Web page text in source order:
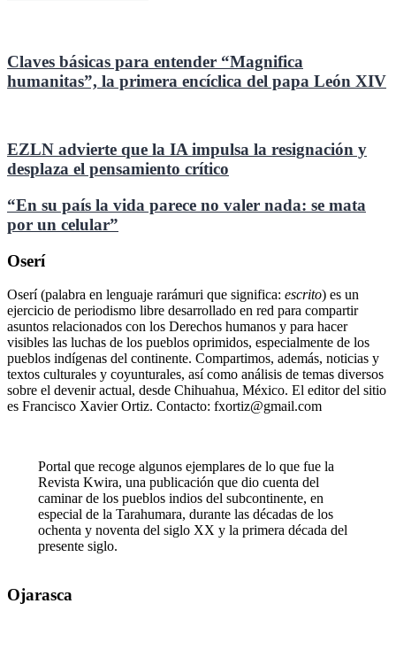
Claves básicas para entender “Magnifica
humanitas”, la primera encíclica del papa León XIV
EZLN advierte que la IA impulsa la resignación y
desplaza el pensamiento crítico
“En su país la vida parece no valer nada: se mata
por un celular”
Oserí
Oserí (palabra en lenguaje rarámuri que significa: escrito) es un
ejercicio de periodismo libre desarrollado en red para compartir
asuntos relacionados con los Derechos humanos y para hacer
visibles las luchas de los pueblos oprimidos, especialmente de los
pueblos indígenas del continente. Compartimos, además, noticias y
textos culturales y coyunturales, así como análisis de temas diversos
sobre el devenir actual, desde Chihuahua, México. El editor del sitio
es Francisco Xavier Ortiz. Contacto: fxortiz@gmail.com
Portal que recoge algunos ejemplares de lo que fue la
Revista Kwira, una publicación que dio cuenta del
caminar de los pueblos indios del subcontinente, en
especial de la Tarahumara, durante las décadas de los
ochenta y noventa del siglo XX y la primera década del
presente siglo.
Ojarasca